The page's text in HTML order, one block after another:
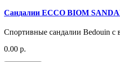
Сандалии ECCO BIOM
Спортивные сандалии Bedouin с
0.00 р.